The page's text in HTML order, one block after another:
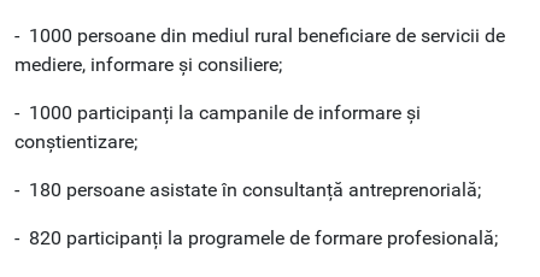
- 1000 persoane din mediul rural beneficiare de servicii de
mediere, informare și consiliere;
- 1000 participanți la campanile de informare și
conștientizare;
- 180 persoane asistate în consultanță antreprenorială;
- 820 participanți la programele de formare profesională;